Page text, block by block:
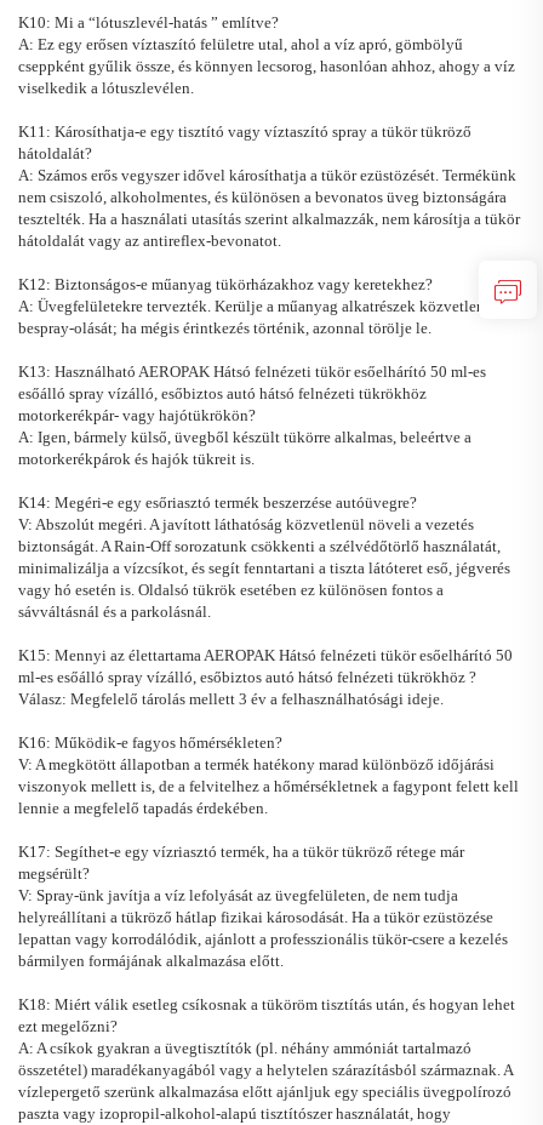
K10: Mi a “lótuszlevél-hatás ” említve?
A: Ez egy erősen víztaszító felületre utal, ahol a víz apró, gömbölyű
cseppként gyűlik össze, és könnyen lecsorog, hasonlóan ahhoz, ahogy a víz
viselkedik a lótuszlevélen.
K11: Károsíthatja-e egy tisztító vagy víztaszító spray a tükör tükröző
hátoldalát?
A: Számos erős vegyszer idővel károsíthatja a tükör ezüstözését. Termékünk
nem csiszoló, alkoholmentes, és különösen a bevonatos üveg biztonságára
tesztelték. Ha a használati utasítás szerint alkalmazzák, nem károsítja a tükör
hátoldalát vagy az antireflex-bevonatot.
K12: Biztonságos-e műanyag tükörházakhoz vagy keretekhez?
A: Üvegfelületekre tervezték. Kerülje a műanyag alkatrészek közvetlen
bespray-olását; ha mégis érintkezés történik, azonnal törölje le.
K13: Használható AEROPAK Hátsó felnézeti tükör esőelhárító 50 ml-es
esőálló spray vízálló, esőbiztos autó hátsó felnézeti tükrökhöz
motorkerékpár- vagy hajótükrökön?
A: Igen, bármely külső, üvegből készült tükörre alkalmas, beleértve a
motorkerékpárok és hajók tükreit is.
K14: Megéri-e egy esőriasztó termék beszerzése autóüvegre?
V: Abszolút megéri. A javított láthatóság közvetlenül növeli a vezetés
biztonságát. A Rain-Off sorozatunk csökkenti a szélvédőtörlő használatát,
minimalizálja a vízcsíkot, és segít fenntartani a tiszta látóteret eső, jégverés
vagy hó esetén is. Oldalsó tükrök esetében ez különösen fontos a
sávváltásnál és a parkolásnál.
K15: Mennyi az élettartamaAEROPAK Hátsó felnézeti tükör esőelhárító 50
ml-es esőálló spray vízálló, esőbiztos autó hátsó felnézeti tükrökhöz ?
Válasz: Megfelelő tárolás mellett 3 év a felhasználhatósági ideje.
K16: Működik-e fagyos hőmérsékleten?
V: A megkötött állapotban a termék hatékony marad különböző időjárási
viszonyok mellett is, de a felvitelhez a hőmérsékletnek a fagypont felett kell
lennie a megfelelő tapadás érdekében.
K17: Segíthet-e egy vízriasztó termék, ha a tükör tükröző rétege már
megsérült?
V: Spray-ünk javítja a víz lefolyását az üvegfelületen, de nem tudja
helyreállítani a tükröző hátlap fizikai károsodását. Ha a tükör ezüstözése
lepattan vagy korrodálódik, ajánlott a professzionális tükör-csere a kezelés
bármilyen formájának alkalmazása előtt.
K18: Miért válik esetleg csíkosnak a tüköröm tisztítás után, és hogyan lehet
ezt megelőzni?
A: A csíkok gyakran a üvegtisztítók (pl. néhány ammóniát tartalmazó
összetétel) maradékanyagából vagy a helytelen szárazításból származnak. A
vízlepergető szerünk alkalmazása előtt ajánljuk egy speciális üvegpolírozó
paszta vagy izopropil-alkohol-alapú tisztítószer használatát, hogy